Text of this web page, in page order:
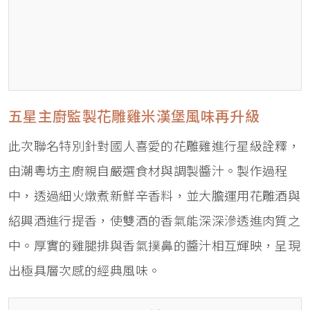
五星主廚監製花雕雞米漢堡風味再升級
此次聯名特別針對國人喜愛的花雕雞進行星級詮釋，
由潮粵坊主廚親自嚴選食材與調製醬汁。製作過程
中，透過細火燉煮新鮮辛香料，並大膽運用花雕酒與
紹興酒進行提香，使雙酒的香氣能深深滲透進肉質之
中。厚實的雞腿排與香氣撲鼻的醬汁相互輝映，呈現
出極具層次感的經典風味。